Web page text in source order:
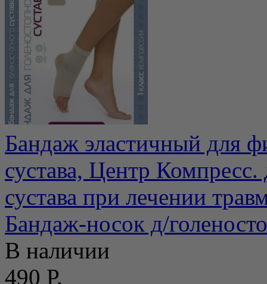
Бандаж эластичный для
сустава, Центр
сустава при лечении
Бандаж-носок д/
В наличии
490 Р.